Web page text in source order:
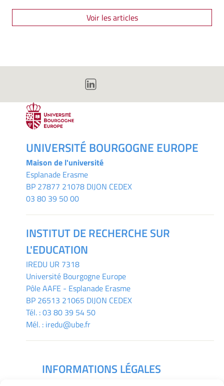
Voir les articles
UNIVERSITÉ BOURGOGNE EUROPE
Maison de l'université
Esplanade Erasme
BP 27877 21078 DIJON CEDEX
03 80 39 50 00
INSTITUT DE RECHERCHE SUR
L'EDUCATION
IREDU UR 7318
Université Bourgogne Europe
Pôle AAFE - Esplanade Erasme
BP 26513 21065 DIJON CEDEX
Tél. :03 80 39 54 50
Mél. : iredu@ube.fr
INFORMATIONS LÉGALES